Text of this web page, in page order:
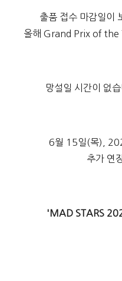
출품 접수 마감일이
올해 Grand Prix of the
망설일 시간이 없
6월 15일(목),
추가 연
'MAD STARS